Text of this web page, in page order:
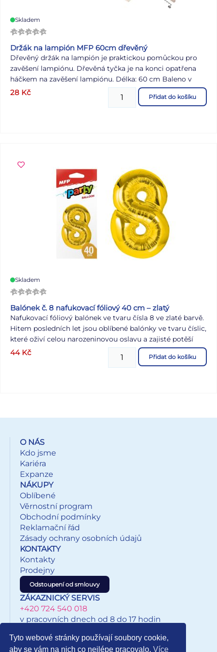
balónků použijte pumpičku. Nepřibližujte balónky k očím
a obličeji. Při prasknutí může balónek způsobit zranění.
Vyrobeno z přírodního kaučuku, latexu. Určeno k
dekorativním účelům. Nebezpečí vdechnutí a spolknutí
malých částic. Dodáváme v sáčku se závěsem. Uvedená
cena je za 1 balení.
Skladem
Držák na lampión MFP 60cm dřevěný
Dřevěný držák na lampión je praktickou pomůckou pro
zavěšení lampiónu. Dřevěná tyčka je na konci opatřena
háčkem na zavěšení lampiónu. Délka: 60 cm Baleno v
plastovém sáčku se závěsem. Uvedená cena je za 1 ks.
28 Kč Přidat do košíku
Skladem
Balónek č. 8 nafukovací fóliový 40 cm – zlatý
Nafukovací fóliový balónek ve tvaru čísla 8 ve zlaté barvě.
Hitem posledních let jsou oblíbené balónky ve tvaru číslic,
které oživí celou narozeninovou oslavu a zajisté potěší
oslavence. Narozeninová oslava může začít! Balónek je
vyroben ze stříbrné fólie. Na horní straně balónku jsou
nemusíte ústí balónku zavazovat) 5. k vyfouknutí balónku
zasuňte brčko opět do otvoru a tlačte na balónek
VAROVÁNÍ: Vhodné pro děti od 8 let. Děti se mohou
prasklými či vyfouknutými balónky zadusit nebo uškrtit.
Používejte pouze pod dozorem dospělé osoby. Dospělá
osoba se po nafouknutí balónku musí přesvědčit, že jej
děti používají bezpečně. Vyfouklé balónky udržujte mimo
dosah dětí a prasklé ihned zlikvidujte. K nafukování
balónků použijte pumpičku. Nepřibližujte balónky k očím
a obličeji. Při prasknutí může balónek způsobit zranění.
Vyrobeno z přírodního kaučuku, latexu. Určeno k
dekorativním účelům. Nebezpečí vdechnutí a spolknutí
malých částic. Dodáváme v sáčku se závěsem. Uvedená
cena je za 1 balení.
44 Kč Přidat do košíku
O NÁS
Kdo jsme
Kariéra
Expanze
NÁKUPY
Oblíbené
Věrnostní program
Obchodní podmínky
Reklamační řád
Zásady ochrany osobních údajů
KONTAKTY
Kontakty
Prodejny
Odstoupení od smlouvy
ZÁKAZNICKÝ SERVIS
+420 724 540 018
v pracovních dnech od 8 do 17 hodin
Tyto webové stránky používají soubory cookie,
aby se vám na nich co nejlépe pracovalo.Více